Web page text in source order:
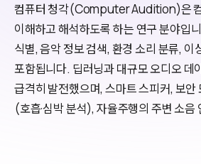
컴퓨터 청각(Computer Audition)은
이해하고 해석하도록 하는 연구 분야입
식별, 음악 정보 검색, 환경 소리 분류, 이
포함됩니다. 딥러닝과 대규모 오디오 데
급격히 발전했으며, 스마트 스피커, 보안
(호흡·심박 분석), 자율주행의 주변 소음